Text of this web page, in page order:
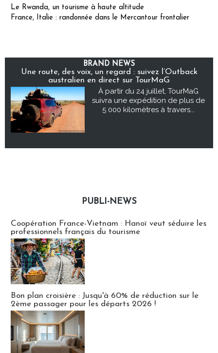
Le Rwanda, un tourisme à haute altitude
France, Italie : randonnée dans le Mercantour frontalier
BRAND NEWS
Une route, des voix, un regard : suivez l’Outback
australien en direct sur TourMaG
À partir du 24 juillet, TourMaG
suivra une expédition de plus de
5 000 kilomètres à travers...
PUBLI-NEWS
Coopération France-Vietnam : Hanoï veut séduire les
professionnels français du tourisme
Bon plan croisière : Jusqu'à 60% de réduction sur le
2ème passager pour les départs 2026 !